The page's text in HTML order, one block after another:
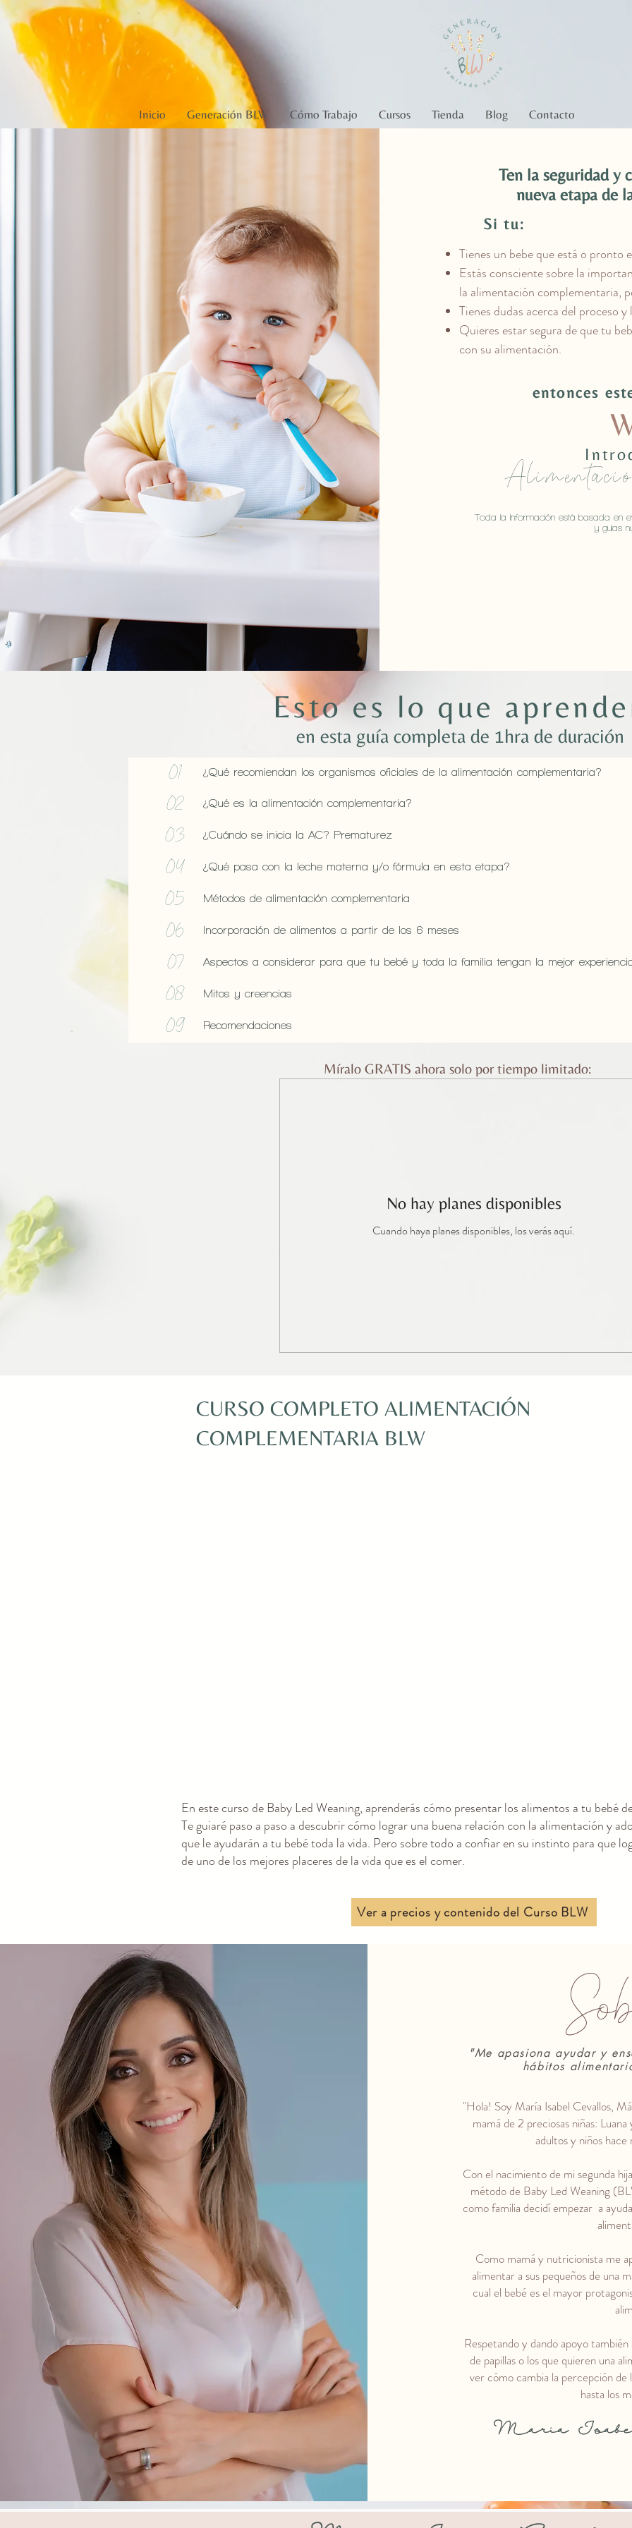
Inicio Generación BLW Cómo Trabajo Cursos Tienda Blog Contacto
Ten la seguridad y
nueva etapa de
Si tu:
Tienes un bebe que está o pronto
Estás consciente sobre la
la alimentación complementaria,
Tienes dudas acerca del proceso
Quieres estar segura de que tu
con su alimentación.
entonces
Toda la Información está basada en
y guías
en esta guía completa de 1hra de duración
Esto es lo que
01 ¿Qué recomiendan los organismos oficiales de la alimentación complementaria?
02 ¿Qué es la alimentación complementaria?
03 ¿Cuándo se inicia la AC? Prematurez
04 ¿Qué pasa con la leche materna y/o fórmula en esta etapa?
05 Métodos de alimentación complementaria
06 Incorporación de alimentos a partir de los 6 meses
07 Aspectos a considerar para que tu bebé y toda la familia tengan la mejor
08 Mitos y creencias
09 Recomendaciones
No hay planes disponibles
Cuando haya planes disponibles, los verás aquí.
Míralo GRATIS ahora solo por tiempo limitado:
CURSO COMPLETO ALIMENTACIÓN
COMPLEMENTARIA BLW
En este curso de Baby Led Weaning, aprenderás cómo presentar los alimentos a tu bebé
Te guiaré paso a paso a descubrir cómo lograr una buena relación con la alimentación y
que le ayudarán a tu bebé toda la vida. Pero sobre todo a confiar en su instinto para que
de uno de los mejores placeres de la vida que es el comer.
Ver a precios y contenido del Curso BLW
"Me apasiona ayudar y
hábitos
"Hola! Soy María Isabel Cevallos,
mamá de 2 preciosas niñas:
adultos y niños
Con el nacimiento de mi segunda
método de Baby Led Weaning
como familia decidí empezar a
Como mamá y nutricionista me
alimentar a sus pequeños de una
cual el bebé es el mayor
Respetando y dando apoyo
de papillas o los que quieren una
ver cómo cambia la percepción de
hasta los
Maria